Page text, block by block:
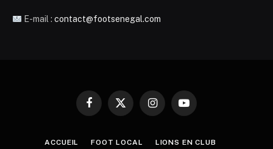
E-mail : contact@footsenegal.com
Facebook
X
InstagramYouTube
ACCUEIL FOOT LOCAL LIONS EN CLUB